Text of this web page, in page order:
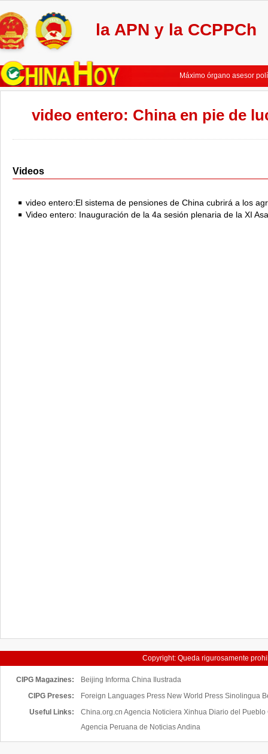
la APN y la CCPPCh
Máximo legislador chino
Máximo órgano asesor
Máximo órgamo asesor
China pondrá mayor
No es fácil materializar
video entero: China en pie de
Videos
video entero:El sistema de pensiones de China cubrirá a los
Video entero: Inauguración de la 4a sesión plenaria de la XI
Copyright: Queda rigurosamente
CIPG Magazines: Beijing Informa China Ilustrada
CIPG Preses:
Foreign Languages Press New World Press Sinolingua
Useful Links:
China.org.cn Agencia Noticiera Xinhua Diario del Pueblo
Agencia Peruana de Noticias Andina